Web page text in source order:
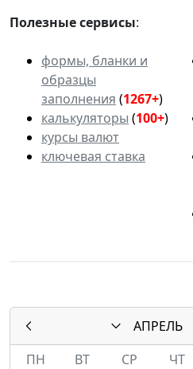
Полезные сервисы:
формы, бланки и
образцы
заполнения (1267+)
калькуляторы (100+)
курсы валют
ключевая ставка
АПРЕЛЬ
ПН
ВТ СР ЧТ